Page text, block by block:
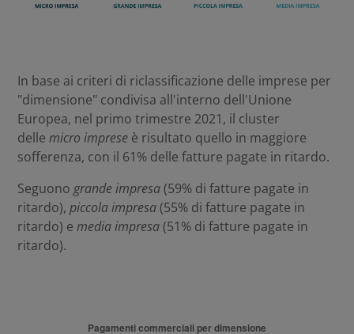
In base ai criteri di riclassificazione delle imprese per
"dimensione" condivisa all'interno dell'Unione
Europea, nel primo trimestre 2021, il cluster
dellemicro imprese è risultato quello in maggiore
sofferenza, con il 61% delle fatture pagate in ritardo.
Seguono grande impresa(59% di fatture pagate in
ritardo),piccola impresa(55% di fatture pagate in
ritardo) emedia impresa(51% di fatture pagate in
ritardo).